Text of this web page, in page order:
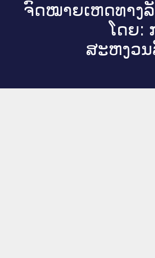
ຈົດ​ໝາຍ​ເຫດ​ທາງ​
ໂດຍ:
ສະ​ຫງວນ​